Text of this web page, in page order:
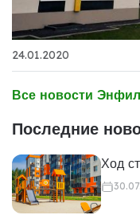
24.01.2020
Все новости
Последние
Ход